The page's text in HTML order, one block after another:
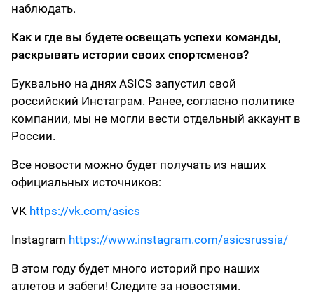
наблюдать.
Как и где вы будете освещать успехи команды,
раскрывать истории своих спортсменов?
Буквально на днях ASICS запустил свой
российский Инстаграм. Ранее, согласно политике
компании, мы не могли вести отдельный аккаунт в
России.
Все новости можно будет получать из наших
официальных источников:
VK https://vk.com/asics
Instagram https://www.instagram.com/asicsrussia/
В этом году будет много историй про наших
атлетов и забеги! Следите за новостями.